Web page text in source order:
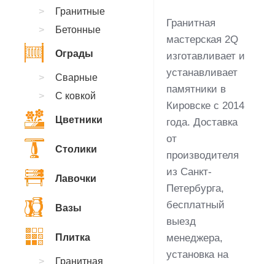
Гранитная
мастерская 2Q
изготавливает и
устанавливает
памятники в
Кировске с 2014
года. Доставка
от
производителя
из Санкт-
Петербурга,
бесплатный
выезд
менеджера,
установка на
Гранитные
Бетонные
Ограды
Сварные
С ковкой
Цветники
Столики
Лавочки
Вазы
Плитка
Гранитная